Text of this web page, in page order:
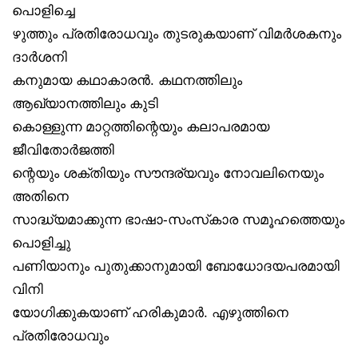
പൊളിച്ചെ
ഴുത്തും പ്രതിരോധവും തുടരുകയാണ് വിമർശകനും
ദാർശനി
കനുമായ കഥാകാരൻ. കഥനത്തിലും
ആഖ്യാനത്തിലും കുടി
കൊള്ളുന്ന മാറ്റത്തിന്റെയും കലാപരമായ
ജീവിതോർജത്തി
ന്റെയും ശക്തിയും സൗന്ദര്യവും നോവലിനെയും
അതിനെ
സാദ്ധ്യമാക്കുന്ന ഭാഷാ-സംസ്‌കാര സമൂഹത്തെയും
പൊളിച്ചു
പണിയാനും പുതുക്കാനുമായി ബോധോദയപരമായി
വിനി
യോഗിക്കുകയാണ് ഹരികുമാർ. എഴുത്തിനെ
പ്രതിരോധവും